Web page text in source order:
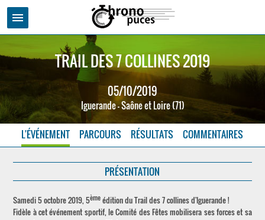
menu
TRAIL DES 7 COLLINES 2019
05/10/2019
Iguerande - Saône et Loire (71)
L'ÉVÉNEMENT PARCOURS RÉSULTATS COMMENTAIRES
PRÉSENTATION
Samedi 5 octobre 2019, 5èmeédition du Trail des 7 collines d'Iguerande !
Fidèle à cet événement sportif, le Comité des Fêtes mobilisera ses forces et sa